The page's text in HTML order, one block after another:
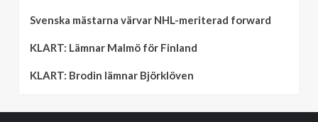
Svenska mästarna värvar NHL-meriterad forward
KLART: Lämnar Malmö för Finland
KLART: Brodin lämnar Björklöven